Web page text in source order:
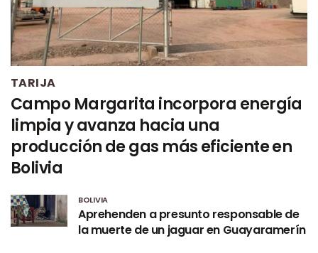
TARIJA
Campo Margarita incorpora energía
limpia y avanza hacia una
producción de gas más eficiente en
Bolivia
BOLIVIA
Aprehenden a presunto responsable de
la muerte de un jaguar en Guayaramerín